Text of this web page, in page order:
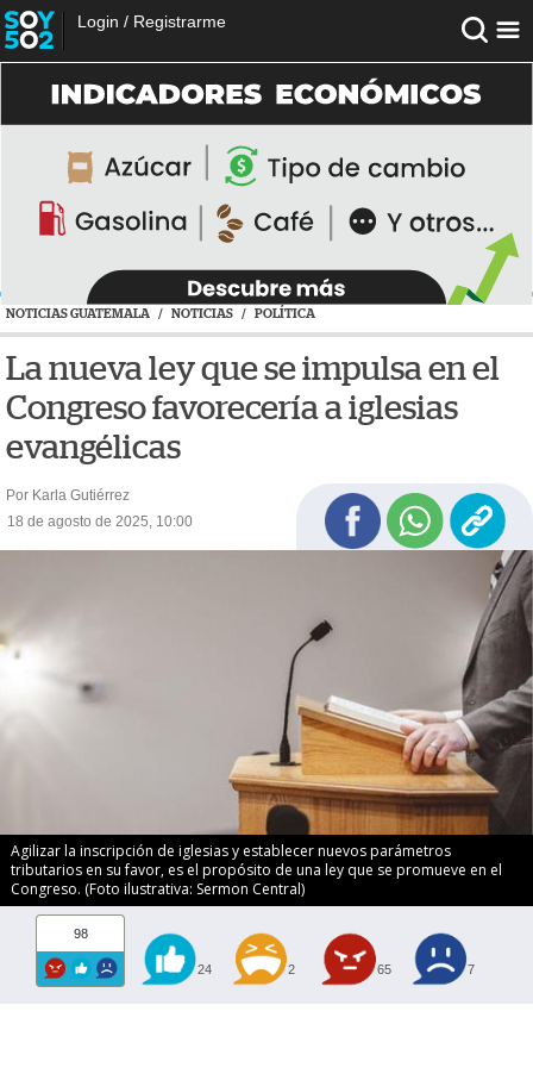
Login / Registrarme
NOTICIAS GUATEMALA / NOTICIAS / POLÍTICA
La nueva ley que se impulsa en el
Congreso favorecería a iglesias
evangélicas
Por Karla Gutiérrez
18 de agosto de 2025, 10:00
Agilizar la inscripción de iglesias y establecer nuevos parámetros
tributarios en su favor, es el propósito de una ley que se promueve en el
Congreso. (Foto ilustrativa: Sermon Central)
98
24 2 65 7